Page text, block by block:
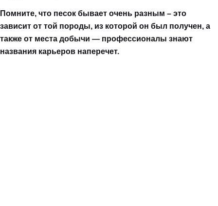
Помните, что песок бывает очень разным – это
зависит от той породы, из которой он был получен, а
также от места добычи — профессионалы знают
названия карьеров наперечет.